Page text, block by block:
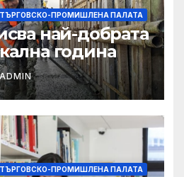
ПРОМИШЛЕНА ПАЛАТА
най-добрата
година
ПРОМИШЛЕНА ПАЛАТА